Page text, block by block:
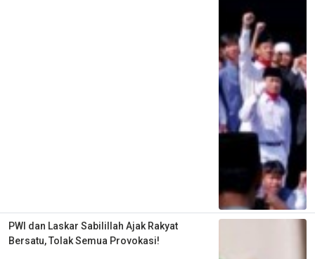
PWI dan Laskar Sabilillah Ajak Rakyat
Bersatu, Tolak Semua Provokasi!